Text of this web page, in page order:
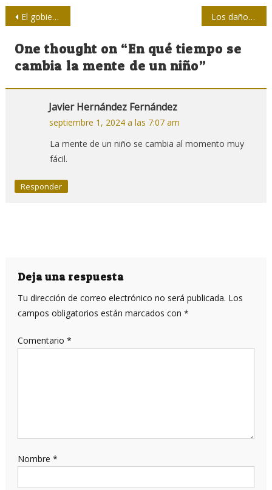
Navegación
de
entradas
El gobierno chileno sin adjetivos Los daños sociales de la desinformación
One thought on “En qué tiempo se
cambia la mente de un niño”
Javier Hernández Fernández
septiembre 1, 2024 a las 7:07 am
La mente de un niño se cambia al momento muy
fácil.
Responder
Deja una respuesta
Tu dirección de correo electrónico no será publicada. Los
campos obligatorios están marcados con *
Comentario *
Nombre *